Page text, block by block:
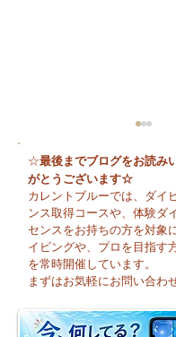
😊 海へ戻る第
フレッシュコー
☆最後までブログをお読み
がとうございます☆
カレントブルーでは、ダイ
ンス取得コースや、体験ダ
センスをお持ちの方を対象
イビングや、プロを目指す
を常時開催しています。
まずはお気軽にお問い合わ